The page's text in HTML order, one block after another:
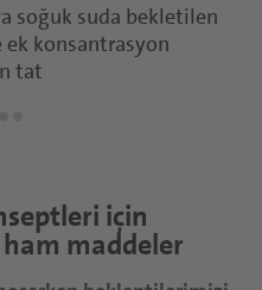
soğuk suda bekletilen
konsantrasyon
tat
için
maddeler